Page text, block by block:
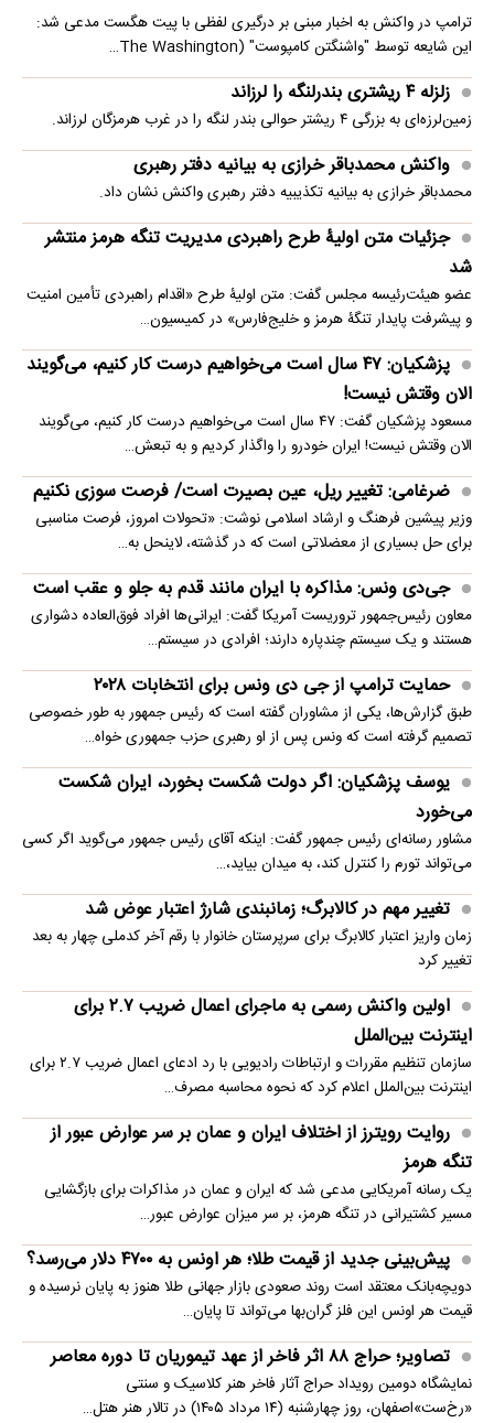
ترامپ در واکنش به اخبار مبنی بر درگیری لفظی با پیت هگست مدعی شد:
این شایعه توسط "واشنگتن کامپوست" (The Washington…
زلزله ۴ ریشتری بندرلنگه را لرزاند
زمین‌لرزه‌ای به بزرگی ۴ ریشتر حوالی بندر لنگه را در غرب هرمزگان لرزاند.
واکنش محمدباقر خرازی به بیانیه دفتر رهبری
محمدباقر خرازی به بیانیه تکذیبیه دفتر رهبری واکنش نشان داد.
جزئیات متن اولیۀ طرح راهبردی مدیریت تنگه هرمز منتشر
شد
عضو هیئت‌رئیسه مجلس گفت: متن اولیۀ طرح «اقدام راهبردی تأمین امنیت
و پیشرفت پایدار تنگۀ هرمز و خلیج‌فارس» در کمیسیون…
پزشکیان: ۴۷ سال است می‌خواهیم درست کار کنیم، می‌گویند
الان وقتش نیست!
مسعود پزشکیان گفت: ۴۷ سال است می‌خواهیم درست کار کنیم، می‌گویند
الان وقتش نیست! ایران خودرو را واگذار کردیم و به تبعش…
ضرغامی: تغییر ریل، عین بصیرت است/ فرصت سوزی نکنیم
وزیر پیشین فرهنگ و ارشاد اسلامی نوشت: «تحولات امروز، فرصت مناسبی
برای حل بسیاری از معضلاتی‌ است که در گذشته، لاینحل به…
جی‌دی ونس: مذاکره با ایران مانند قدم به جلو و عقب است
معاون رئیس‌جمهور تروریست آمریکا گفت: ایرانی‌ها افراد فوق‌العاده دشواری
هستند و یک سیستم چندپاره دارند؛ افرادی در سیستم…
حمایت ترامپ از جی دی ونس برای انتخابات ۲۰۲۸
طبق گزارش‌ها، یکی از مشاوران گفته است که رئیس جمهور به طور خصوصی
تصمیم گرفته است که ونس پس از او رهبری حزب جمهوری خواه…
یوسف پزشکیان: اگر دولت شکست بخورد، ایران شکست
می‌خورد
مشاور رسانه‌ای رئیس جمهور گفت: اینکه آقای رئیس جمهور می‌گوید اگر کسی
می‌تواند تورم را کنترل کند، به میدان بیاید،…
تغییر مهم در کالابرگ؛ زمانبندی‌ شارژ اعتبار عوض شد
زمان واریز اعتبار کالابرگ برای سرپرستان خانوار با رقم آخر کدملی چهار به بعد
تغییر کرد
اولین واکنش رسمی به ماجرای اعمال ضریب ۲.۷ برای
اینترنت بین‌الملل
سازمان تنظیم مقررات و ارتباطات رادیویی با رد ادعای اعمال ضریب ۲.۷ برای
اینترنت بین‌الملل اعلام کرد که نحوه محاسبه مصرف…
روایت رویترز از اختلاف ایران و عمان بر سر عوارض عبور از
تنگه هرمز
یک رسانه آمریکایی مدعی شد که ایران و عمان در مذاکرات برای بازگشایی
مسیر کشتیرانی در تنگه هرمز، بر سر میزان عوارض عبور…
پیش‌بینی جدید از قیمت طلا؛ هر اونس به ۴۷۰۰ دلار می‌رسد؟
دویچه‌بانک معتقد است روند صعودی بازار جهانی طلا هنوز به پایان نرسیده و
قیمت هر اونس این فلز گران‌بها می‌تواند تا پایان…
تصاویر؛ حراج ۸۸ اثر فاخر از عهد تیموریان تا دوره معاصر
نمایشگاه دومین رویداد حراج آثار فاخر هنر کلاسیک و سنتی
«رخ‌ست»اصفهان، روز چهارشنبه (۱۴ مرداد ۱۴۰۵) در تالار هنر هتل…